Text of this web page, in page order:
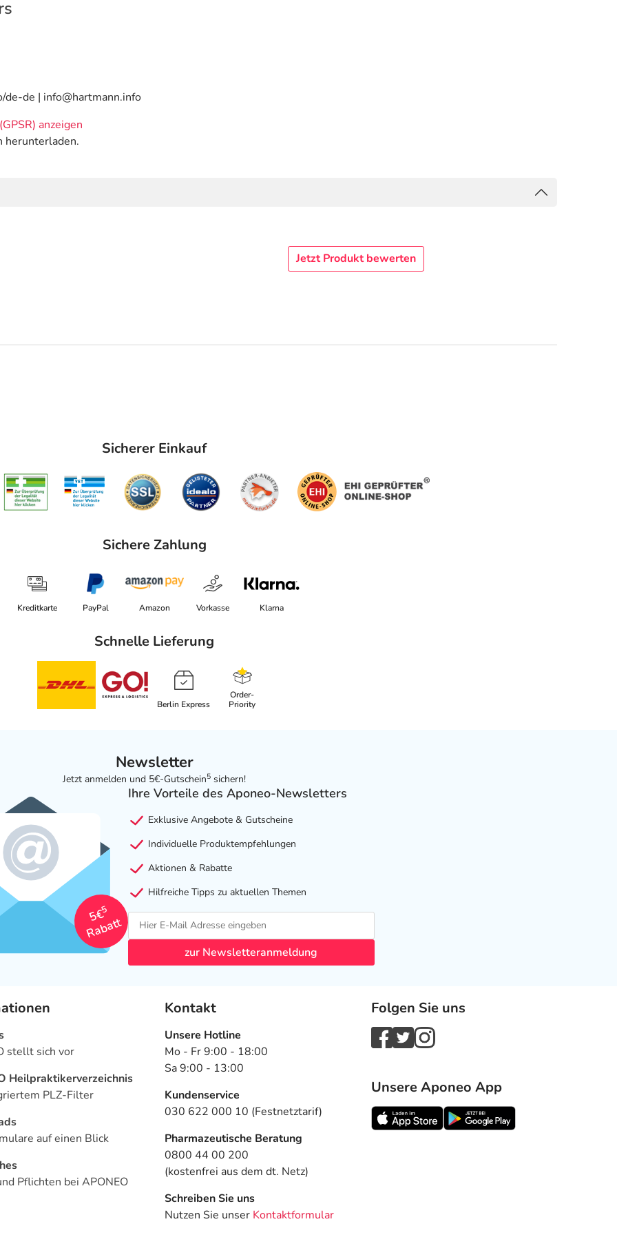
de | info@hartmann.info
anzeigen
herunterladen.
Jetzt Produkt bewerten
Sicherer Einkauf
Sichere Zahlung
Kreditkarte PayPal Amazon Vorkasse Klarna
Schnelle Lieferung
Berlin Express
Order-
Priority
Newsletter
Jetzt anmelden und 5€-Gutschein5 sichern!
5€
5
Rabatt
Ihre Vorteile des Aponeo-Newsletters
Exklusive Angebote & Gutscheine
Individuelle Produktempfehlungen
Aktionen & Rabatte
Hilfreiche Tipps zu aktuellen Themen
zur Newsletteranmeldung
stellt sich vor
Heilpraktikerverzeichnis
PLZ-Filter
auf einen Blick
Pflichten bei APONEO
Kontakt
Unsere Hotline
Mo - Fr 9:00 - 18:00
Sa 9:00 - 13:00
Kundenservice
030 622 000 10 (Festnetztarif)
Pharmazeutische Beratung
0800 44 00 200
(kostenfrei aus dem dt. Netz)
Schreiben Sie uns
Nutzen Sie unser Kontaktformular
Folgen Sie uns
Unsere Aponeo App